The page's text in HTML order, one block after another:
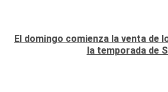
El domingo comienza la venta de
la temporada de